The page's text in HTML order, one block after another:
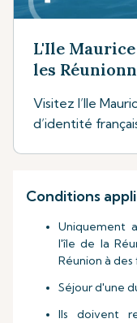
L'Ile
les
Visitez l’Ile
d’identité
Conditions
Uniquement
l'île de la
Réunion à
Séjour d'une
Ils doivent